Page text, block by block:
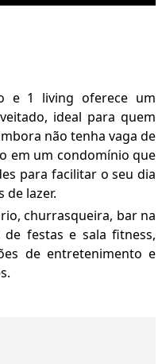
e 1 living oferece um
ideal para quem
não tenha vaga de
em um condomínio que
para facilitar o seu dia
lazer.
churrasqueira, bar na
de festas e sala fitness,
de entretenimento e